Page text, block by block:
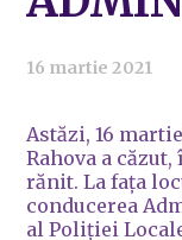
16 martie 2021
Astăzi, 16
Rahova a
rănit. La fața
conducerea
al Poliției